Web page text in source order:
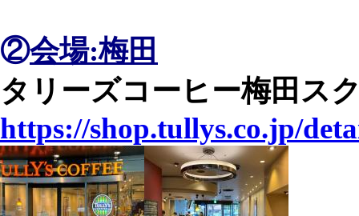
②会場:梅田
タリーズコーヒー梅田ス
https://shop.tullys.co.jp/